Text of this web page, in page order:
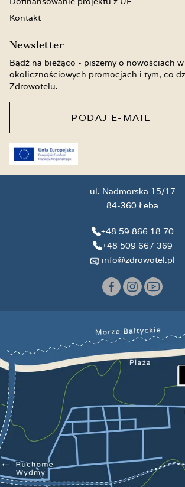
Kontakt
Newsletter
Bądź na bieżąco - piszemy o nowościach
okolicznościowych promocjach i tym, co
Zdrowotelu.
ul. Nadmorska 15/17
84-360 Łeba
+48 59 866 18 70
+48 509 667 369
info@zdrowotel.pl